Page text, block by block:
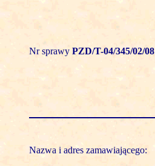
Nr sprawy PZD/T-04/345/02/08
Nazwa i adres zamawiającego: